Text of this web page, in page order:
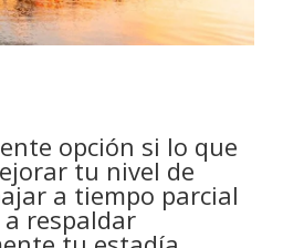
opción si lo que
tu nivel de
a tiempo parcial
respaldar